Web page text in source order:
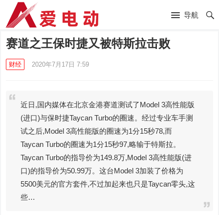
导航
赛道之王保时捷又被特斯拉击败
财经 2020年7月17日 7:59
近日,国内媒体在北京金港赛道测试了Model 3高性能版
(进口)与保时捷Taycan Turbo的圈速。经过专业车手测
试之后,Model 3高性能版的圈速为1分15秒78,而
Taycan Turbo的圈速为1分15秒97,略输于特斯拉。
Taycan Turbo的指导价为149.8万,Model 3高性能版(进
口)的指导价为50.99万。这台Model 3加装了价格为
5500美元的官方套件,不过加起来也只是Taycan零头,这
些…